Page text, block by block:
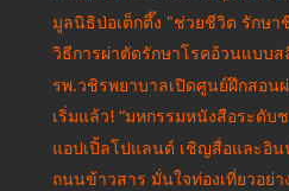
มูลนิธิป่อเต็กตึ๊ง "ช่วยชีวิต รักษา
วิธีการผ่าตัดรักษาโรคอ้วนแบบส
รพ.วชิรพยาบาลเปิดศูนย์ฝึกสอน
เริ่มแล้ว! “มหกรรมหนังสือระดับ
แอปเปิ้ลโปแลนด์ เชิญสื่อและอิน
ถนนข้าวสาร มั่นใจท่องเที่ยวอย่า